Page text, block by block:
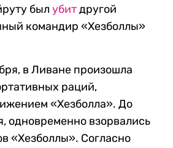
был убитдругой
командир «Хезболлы»
в Ливане произошла
раций,
«Хезболла». До
одновременно взорвались
«Хезболлы». Согласно